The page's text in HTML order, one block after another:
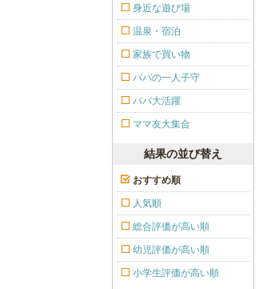
身近な遊び場
温泉・宿泊
家族で買い物
パパの一人子守
パパ大活躍
ママ友大集合
結果の並び替え
おすすめ順
人気順
総合評価が高い順
幼児評価が高い順
小学生評価が高い順